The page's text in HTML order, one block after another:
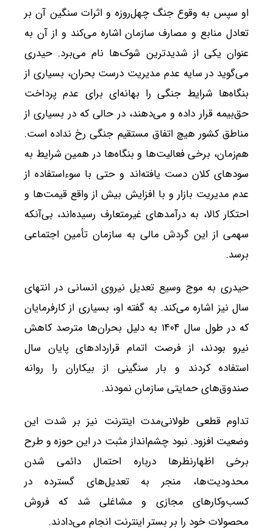
او سپس به وقوع جنگ چهل‌روزه و اثرات سنگین آن بر
تعادل منابع و مصارف سازمان اشاره می‌کند و از آن به
عنوان یکی از شدیدترین شوک‌ها نام می‌برد. حیدری
می‌گوید در سایه عدم مدیریت درست بحران، بسیاری از
بنگاه‌ها شرایط جنگی را بهانه‌ای برای عدم پرداخت
حق‌بیمه قرار داده و می‌دهند، در حالی که در بسیاری از
مناطق کشور هیچ اتفاق مستقیم جنگی رخ نداده است.
هم‌زمان، برخی فعالیت‌ها و بنگاه‌ها در همین شرایط به
سودهای کلان دست یافته‌اند و حتی با سوءاستفاده از
عدم مدیریت بازار و با افزایش بیش از واقع قیمت‌ها و
احتکار کالا، به درآمدهای غیرمتعارف رسیده‌اند، بی‌آنکه
سهمی از این گردش مالی به سازمان تأمین اجتماعی
برسد.
حیدری به موج وسیع تعدیل نیروی انسانی در انتهای
سال نیز اشاره می‌کند. به گفته او، بسیاری از کارفرمایان
که در طول سال ۱۴۰۴ به دلیل بحران‌ها مترصد کاهش
نیرو بودند، از فرصت اتمام قراردادهای پایان سال
استفاده کردند و بار سنگینی از بیکاران را روانه
صندوق‌های حمایتی سازمان نمودند.
تداوم قطعی طولانی‌مدت اینترنت نیز بر شدت این
وضعیت افزود. نبود چشم‌انداز مثبت در این حوزه و طرح
برخی اظهارنظرها درباره احتمال دائمی شدن
محدودیت‌ها، منجر به تعدیل‌های گسترده در
کسب‌وکارهای مجازی و مشاغلی شد که فروش
محصولات خود را بر بستر اینترنت انجام می‌دادند.